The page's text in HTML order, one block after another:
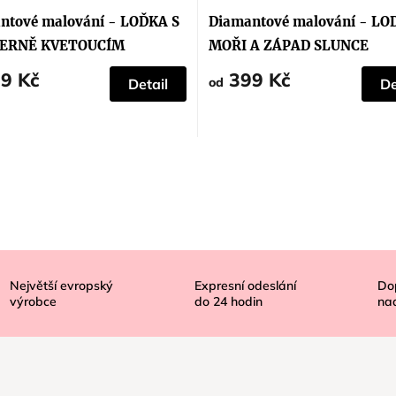
malování - LOĎKA S
KVETOUCÍM
Kč Detail
Diamantové malování -
MOŘI A ZÁPAD SLUNCE
od 399 Kč
Největší evropský
výrobce
Expresní odeslání
do 24hodin